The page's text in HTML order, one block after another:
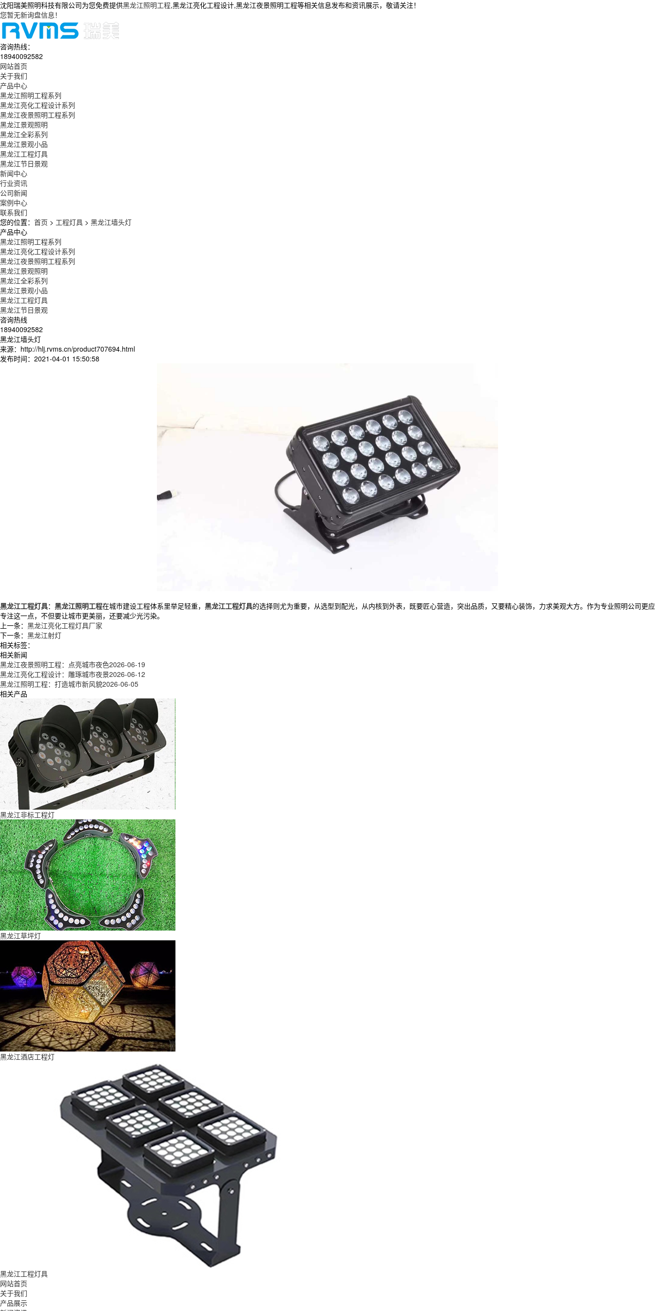
沈阳瑞美照明科技有限公司为您免费提供黑龙江照明工程,黑龙江亮化工程设计,黑龙江夜景照明工程等相关信息发布和资讯展示，敬请关注！
您暂无新询盘信息！
咨询热线：
18940092582
网站首页
关于我们
产品中心
黑龙江照明工程系列
黑龙江亮化工程设计系列
黑龙江夜景照明工程系列
黑龙江景观照明
黑龙江全彩系列
黑龙江景观小品
黑龙江工程灯具
黑龙江节日景观
新闻中心
行业资讯
公司新闻
案例中心
联系我们
您的位置： 首页 > 工程灯具 > 黑龙江墙头灯
产品中心
黑龙江照明工程系列
黑龙江亮化工程设计系列
黑龙江夜景照明工程系列
黑龙江景观照明
黑龙江全彩系列
黑龙江景观小品
黑龙江工程灯具
黑龙江节日景观
咨询热线
18940092582
黑龙江墙头灯
来源：http://hlj.rvms.cn/product707694.html
发布时间：2021-04-01 15:50:58
黑龙江工程灯具： 黑龙江照明工程在城市建设工程体系里举足轻重， 黑龙江工程灯具的选择则尤为重要，从选型到配光，从内核到外表，既要匠心营造，突出品质，又要精心装饰，力求美观大方。作为专业照明公司更应
专注这一点，不但要让城市更美丽，还要减少光污染。
上一条： 黑龙江亮化工程灯具厂家
下一条： 黑龙江射灯
相关标签：
相关新闻
黑龙江夜景照明工程：点亮城市夜色2026-06-19
黑龙江亮化工程设计：雕琢城市夜景2026-06-12
黑龙江照明工程：打造城市新风貌2026-06-05
相关产品
黑龙江非标工程灯
黑龙江草坪灯
黑龙江酒店工程灯
黑龙江工程灯具
网站首页
关于我们
产品展示